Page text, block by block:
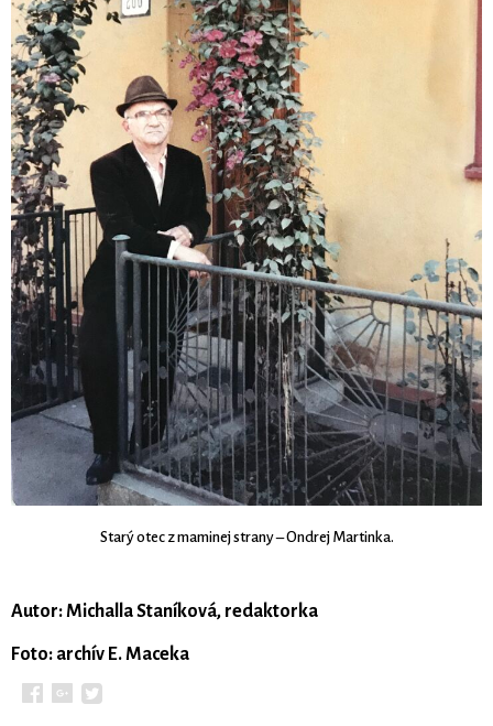
Starý otec z maminej strany – Ondrej Martinka.
Autor: Michalla Staníková, redaktorka
Foto: archív E. Maceka